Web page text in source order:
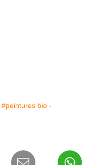
#peintures bio -